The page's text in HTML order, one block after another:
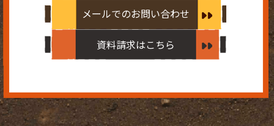
メールでのお問い合わせ
資料請求はこちら